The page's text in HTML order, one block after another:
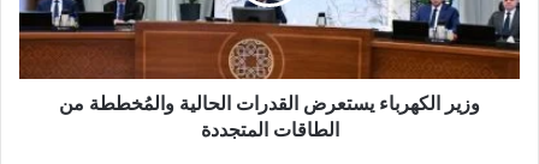
وزير الكهرباء يستعرض القدرات الحالية والمُخططة من
الطاقات المتجددة